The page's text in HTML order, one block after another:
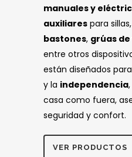
manuales y
auxiliares para sillas,
bastones, grúas
entre otros
están diseñados
y la independencia
casa como fuera,
seguridad y confort.
VER PRODUCTOS